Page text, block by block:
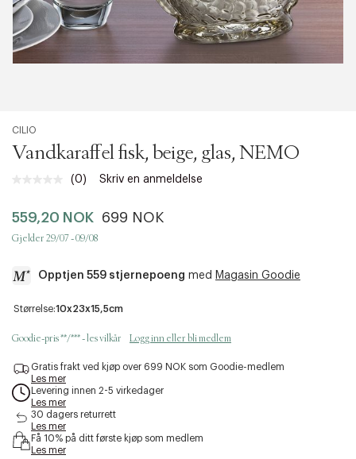
CILIO
Vandkaraffel fisk, beige, glas, NEMO
Ingen
Samme
sidelenke.
(0) Skriv en anmeldelse
559,20 NOK 699 NOK
Gjelder 29/07 - 09/08
Opptjen 559 stjernepoeng med Magasin Goodie
a
c
s
s
i
b
l
Størrelse:10x23x15,5cm
Goodie-pris **/*** - les vilkår Logg inn eller bli medlem
Gratis frakt ved kjøp over 699 NOK som Goodie-medlem
Les mer
Levering innen 2-5 virkedager
Les mer
30 dagers returrett
Les mer
Få 10% på ditt første kjøp som medlem
Les mer